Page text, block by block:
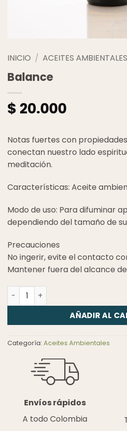
INICIO / ACEITES AMBIENTALES
Balance
$ 20.000
Notas fuertes con
conectan nuestro lado
meditación.
Características: Aceite
Modo de uso: Para difuminar
dependiendo del tamaño de
Precauciones
No ingerir, evite el contacto
Mantener fuera del alcance de
Balance cantidad
AÑADIR AL
Categoría: Aceites Ambientales
Envíos rápidos
A todo Colombia